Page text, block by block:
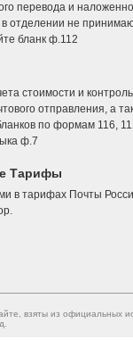
перевода и
отделении не
бланк ф.112
стоимости и
отправления, а
по формам 116,
ф.7
Тарифы
в тарифах Почты
взяты из официальных